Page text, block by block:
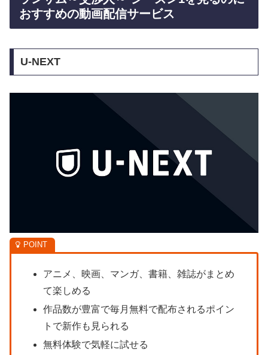
おすすめの動画配信サービス
U-NEXT
アニメ、映画、マンガ、書籍、雑誌がまとめ
て楽しめる
作品数が豊富で毎月無料で配布されるポイン
トで新作も見られる
無料体験で気軽に試せる